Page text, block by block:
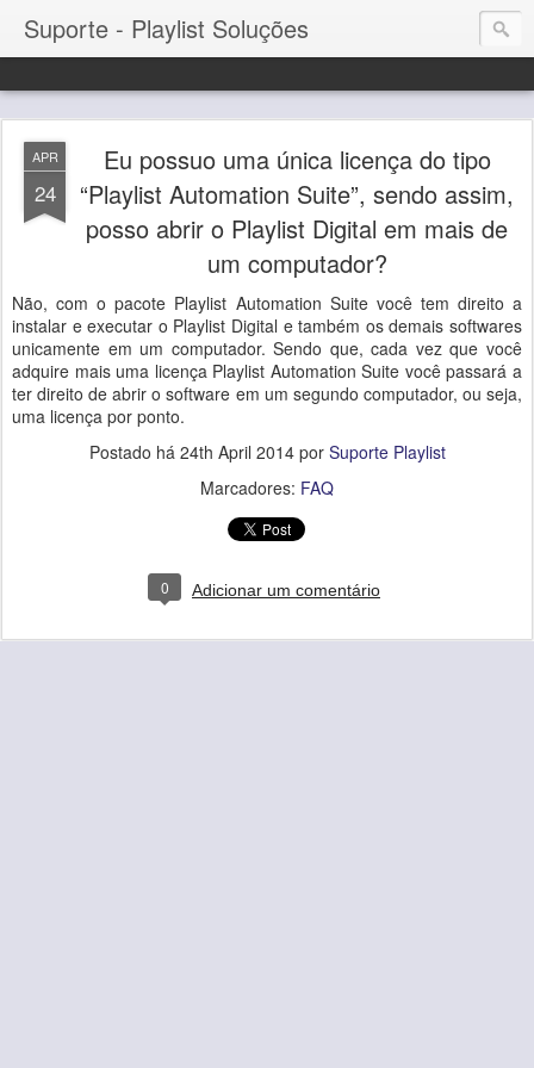
Suporte - Playlist Soluções
APR
24
Eu possuo uma única licença do tipo
“Playlist Automation Suite”, sendo assim,
posso abrir o Playlist Digital em mais de
um computador?
Não, com o pacote Playlist Automation Suite você tem direito a
instalar e executar o Playlist Digital e também os demais softwares
unicamente em um computador. Sendo que, cada vez que você
adquire mais uma licença Playlist Automation Suite você passará a
ter direito de abrir o software em um segundo computador, ou seja,
uma licença por ponto.
Postado há 24th April 2014por Suporte Playlist
Marcadores: FAQ
0 Adicionar um comentário